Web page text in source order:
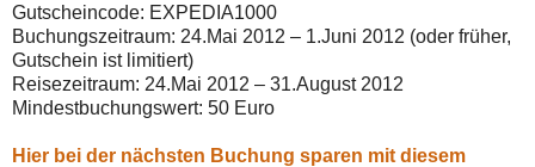
Gutscheincode: EXPEDIA1000
Buchungszeitraum: 24.Mai 2012 – 1.Juni 2012 (oder früher,
Gutschein ist limitiert)
Reisezeitraum: 24.Mai 2012 – 31.August 2012
Mindestbuchungswert: 50 Euro
Hier bei der nächsten Buchung sparen mit diesem